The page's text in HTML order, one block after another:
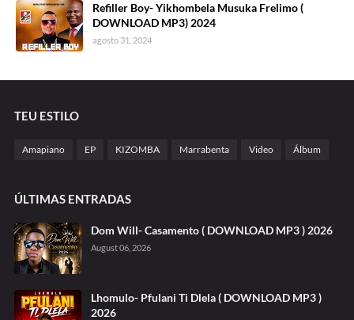
Refiller Boy- Yikhombela Musuka Frelimo (
DOWNLOAD MP3) 2024
agosto 31, 2024
TEU ESTILO
Amapiano EP KIZOMBA Marrabenta Video Álbum
ÚLTIMAS ENTRADAS
Dom Will- Casamento ( DOWNLOAD MP3 ) 2026
August 06, 2026
Lhomulo- Pfulani Ti Dlela ( DOWNLOAD MP3 )
2026